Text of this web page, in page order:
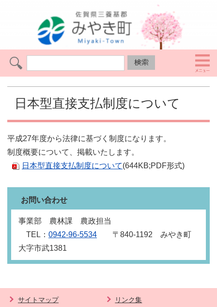
日本型直接支払制度について
平成27年度から法律に基づく制度になります。
制度概要について、掲載いたします。
日本型直接支払制度について(644KB;PDF形式)
お問い合わせ
事業部 農林課 農政担当
TEL： 0942‐96‐5534 〒840‐1192 みやき町
大字市武1381
サイトマップ
リンク集